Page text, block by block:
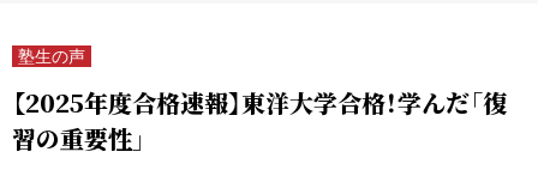
塾生の声
【2025年度合格速報】東洋大学合格！学んだ「復
習の重要性」